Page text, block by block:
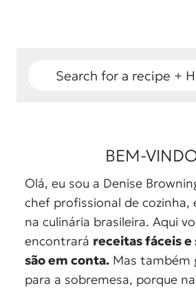
BEM-
Olá, eu sou a Denise
chef profissional de cozinha,
na culinária brasileira. Aqui
encontrará receitas fáceis e
são em conta.Mas também
para a sobremesa, porque